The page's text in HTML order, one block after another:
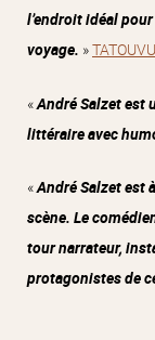
l’endroit idéal
voyage. »TATOUVU
«André Salzet est
littéraire avec
«André Salzet est
scène. Le
tour narrateur,
protagonistes de